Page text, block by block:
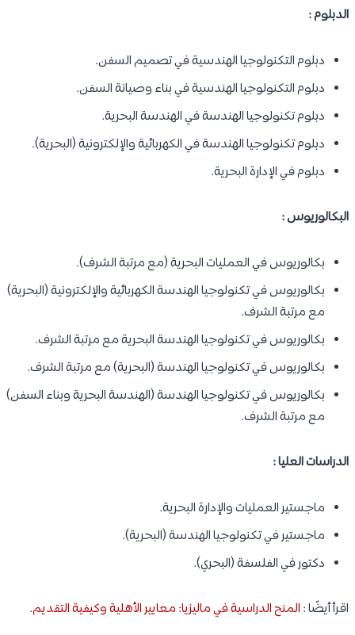
الدبلوم :
دبلوم التكنولوجيا الهندسية في تصميم السفن.
دبلوم التكنولوجيا الهندسية في بناء وصيانة السفن.
دبلوم تكنولوجيا الهندسة في الهندسة البحرية.
دبلوم تكنولوجيا الهندسة في الكهربائية والإلكترونية (البحرية).
دبلوم في الإدارة البحرية.
البكالوريوس :
بكالوريوس في العمليات البحرية (مع مرتبة الشرف).
بكالوريوس في تكنولوجيا الهندسة الكهربائية والإلكترونية (البحرية)
مع مرتبة الشرف.
بكالوريوس في تكنولوجيا الهندسة البحرية مع مرتبة الشرف.
بكالوريوس في تكنولوجيا الهندسة (البحرية) مع مرتبة الشرف.
بكالوريوس في تكنولوجيا الهندسة (الهندسة البحرية وبناء السفن)
مع مرتبة الشرف.
الدراسات العليا :
ماجستير العمليات والإدارة البحرية.
ماجستير في تكنولوجيا الهندسة (البحرية).
دكتور في الفلسفة (البحري).
اقرأ أيضًا : المنح الدراسية في ماليزيا: معايير الأهلية وكيفية التقديم.